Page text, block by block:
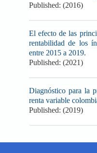
Published: (2016)
El efecto de las
rentabilidad de los
entre 2015 a 2019.
Published: (2021)
Diagnóstico para la
renta variable
Published: (2019)